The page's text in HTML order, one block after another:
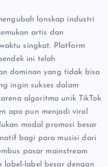
lanskap industri
artis dan
singkat. Platform
ini telah
dominan yang tidak bisa
ingin sukses dalam
algoritma unik TikTok
apa pun menjadi viral
modal promosi besar
bagi para musisi dari
pasar mainstream
label-label besar dengan